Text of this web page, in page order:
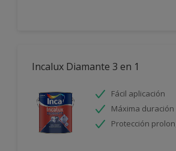
Incalux Diamante 3 en 1
Fácil aplicación
Máxima duración
Protección